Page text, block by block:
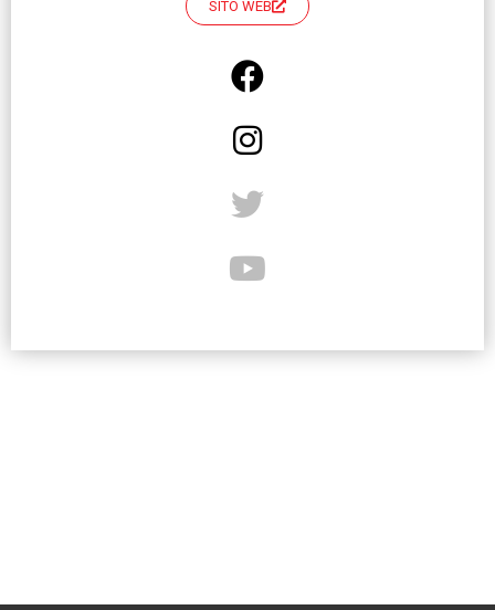
SITO WEB